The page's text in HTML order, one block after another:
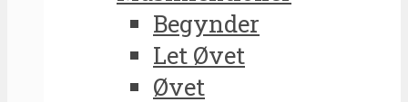
Begynder
Let Øvet
Øvet